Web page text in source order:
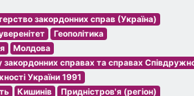
закордонних справ (Україна)
Геополітика
Молдова
справах та справах
України 1991
Кишинів Придністров'я (регіон)